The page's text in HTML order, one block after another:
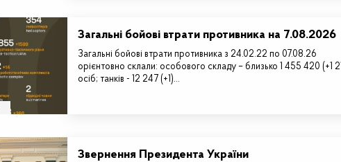
Загальні бойові втрати противника на 7.08.2026
Загальні бойові втрати противника з 24.02.22 по 07.08.26
орієнтовно склали: особового складу – близько 1 455 420 (+1
осіб; танків - 12 247 (+1)…
Звернення Президента України